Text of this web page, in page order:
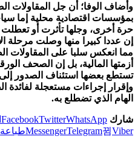
وأضاف الوفا؛ أن جل المقاولات
بمؤسسات اقتصادية محلية إما
حرة أخرى، وجلها تأثرت أو
إن عددا كبيرا منها وصلت مرحلة
مما انعكس سلبا على المقاولات
أزمتها المالية، بل إن الصحف
تستطع بعضها استئناف الصدور إلى
وإقرار إجراءات مستعجلة لفائدة
الهام الذي تضطلع به.
شارك FacebookTwitterWhatsApp
MessengerTelegram Viber طباعة